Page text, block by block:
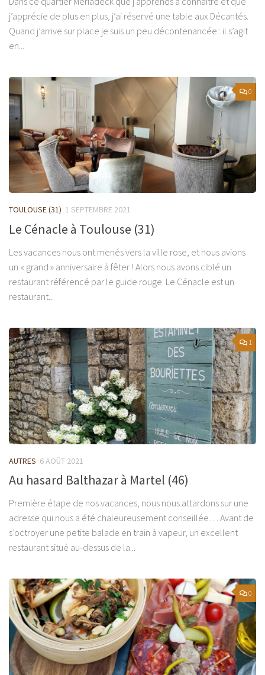
j’apprécie de plus en plus, j’ai réservé une table aux Décantés.
Quand j’arrive sur place je suis un peu décontenancée : il s’agit
en...
0
TOULOUSE (31) 1 SEPTEMBRE 2021
Le Cénacle à Toulouse (31)
Les vacances nous ont menés vers la ville rose, et nous avions
un « grand » anniversaire à fêter ! Alors nous avons ciblé un
restaurant référencé par le guide rouge. Le Cénacle est un
restaurant...
1
AUTRES 6 AOÛT 2021
Au hasard Balthazar à Martel (46)
Première étape de nos vacances, nous nous attardons sur une
adresse qui nous a été chaleureusement conseillée… Avant de
s’octroyer une petite balade en train à vapeur, un excellent
restaurant situé au-dessus de la...
0